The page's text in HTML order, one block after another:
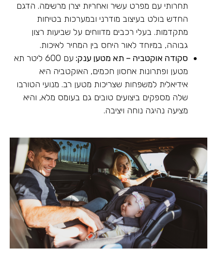
תחרותי עם מפרט עשיר ואחריות יצרן מרשימה. הדגם
החדש בולט בעיצוב מודרני ובמערכות בטיחות
מתקדמות. בעלי רכבים מדווחים על שביעות רצון
גבוהה, במיוחד לאור היחס בין המחיר לאיכות.
סקודה אוקטביה – תא מטען ענק:
עם 600 ליטר תא
מטען ופתרונות אחסון חכמים, האוקטביה היא
אידיאלית למשפחות שצריכות מטען רב. מנועי הטורבו
שלה מספקים ביצועים טובים גם בעומס מלא, והיא
מציעה נהיגה נוחה ויציבה.